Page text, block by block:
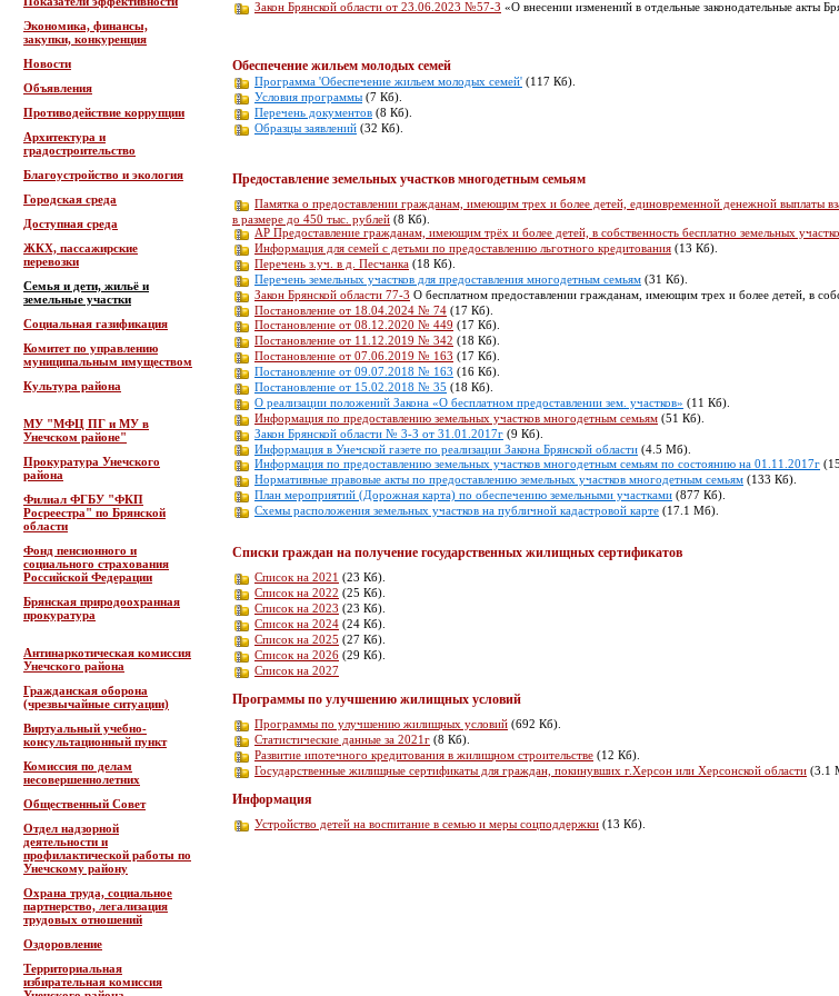
Экономика, финансы,
закупки, конкуренция
Новости
Объявления
Противодействие коррупции
Архитектура и
градостроительство
Благоустройство и экология
Городская среда
Доступная среда
ЖКХ, пассажирские
перевозки
Семья и дети, жильё и
земельные участки
Социальная газификация
Комитет по управлению
муниципальным имуществом
Культура района
МУ "МФЦ ПГ и МУ в
Унечском районе"
Прокуратура Унечского
района
Филиал ФГБУ "ФКП
Росреестра" по Брянской
области
Фонд пенсионного и
социального страхования
Российской Федерации
Брянская природоохранная
прокуратура
Антинаркотическая комиссия
Унечского района
Гражданская оборона
(чрезвычайные ситуации)
Виртуальный учебно-
консультационный пункт
Комиссия по делам
несовершеннолетних
Общественный Совет
Отдел надзорной
деятельности и
профилактической работы по
Унечскому району
Охрана труда, социальное
партнерство, легализация
трудовых отношений
Оздоровление
Территориальная
избирательная комиссия
Закон Брянской области от 23.06.2023 №57-З «О внесении изменений в отдельные законодательные акты
Обеспечение жильем молодых семей
Программа 'Обеспечение жильем молодых семей' (117 Кб).
Условия программы (7 Кб).
Перечень документов (8 Кб).
Образцы заявлений (32 Кб).
Предоставление земельных участков многодетным семьям
Памятка о предоставлении гражданам, имеющим трех и более детей, единовременной денежной выплаты
в размере до 450 тыс. рублей (8 Кб).
АР Предоставление гражданам, имеющим трёх и более детей, в собственность бесплатно земельных
Информация для семей с детьми по предоставлению льготного кредитования (13 Кб).
Перечень з.уч. в д. Песчанка (18 Кб).
Перечень земельных участков для предоставления многодетным семьям (31 Кб).
Закон Брянской области 77-3 О бесплатном предоставлении гражданам, имеющим трех и более детей, в
Постановление от 18.04.2024 № 74 (17 Кб).
Постановление от 08.12.2020 № 449 (17 Кб).
Постановление от 11.12.2019 № 342 (18 Кб).
Постановление от 07.06.2019 № 163 (17 Кб).
Постановление от 09.07.2018 № 163 (16 Кб).
Постановление от 15.02.2018 № 35 (18 Кб).
О реализации положений Закона «О бесплатном предоставлении зем. участков» (11 Кб).
Информация по предоставлению земельных участков многодетным семьям (51 Кб).
Закон Брянской области № 3-З от 31.01.2017г (9 Кб).
Информация в Унечской газете по реализации Закона Брянской области (4.5 Мб).
Информация по предоставлению земельных участков многодетным семьям по состоянию на 01.11.2017г
Нормативные правовые акты по предоставлению земельных участков многодетным семьям (133 Кб).
План мероприятий (Дорожная карта) по обеспечению земельными участками (877 Кб).
Схемы расположения земельных участков на публичной кадастровой карте (17.1 Мб).
Списки граждан на получение государственных жилищных сертификатов
Список на 2021 (23 Кб).
Список на 2022 (25 Кб).
Список на 2023 (23 Кб).
Список на 2024 (24 Кб).
Список на 2025 (27 Кб).
Список на 2026 (29 Кб).
Список на 2027
Программы по улучшению жилищных условий
Программы по улучшению жилищных условий (692 Кб).
Статистические данные за 2021г (8 Кб).
Развитие ипотечного кредитования в жилищном строительстве (12 Кб).
Государственные жилищные сертификаты для граждан, покинувших г.Херсон или Херсонской области (3.1
Информация
Устройство детей на воспитание в семью и меры соцподдержки (13 Кб).